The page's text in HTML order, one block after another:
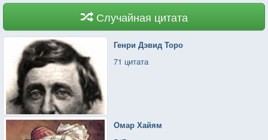
Случайная цитата
Генри Дэвид Торо
71 цитата
Омар Хайям